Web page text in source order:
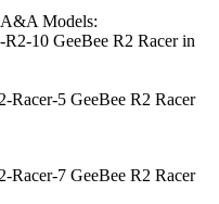
A&A Models: